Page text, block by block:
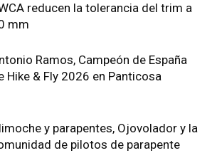
reducen la tolerancia del trim a
mm
Ramos, Campeón de España
Hike & Fly 2026 en Panticosa
y parapentes, Ojovolador y la
de pilotos de parapente